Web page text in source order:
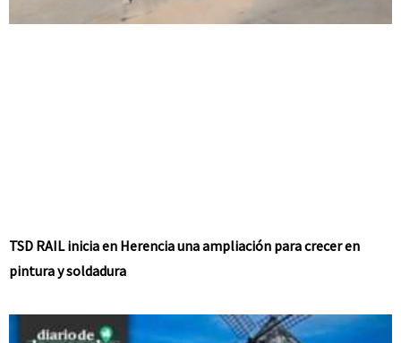
TSD RAIL inicia en Herencia una ampliación para crecer en
pintura y soldadura